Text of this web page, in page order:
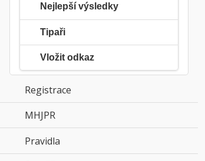
Nejlepší výsledky
Tipaři
Vložit odkaz
Registrace
MHJPR
Pravidla